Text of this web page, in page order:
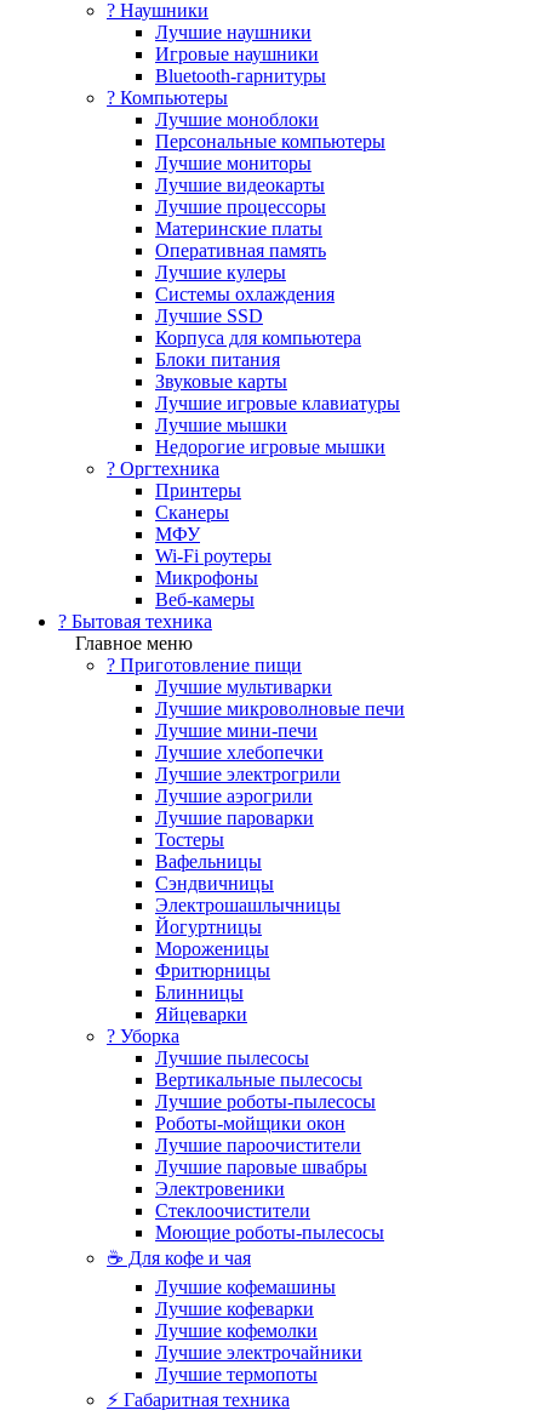
? Наушники
Лучшие наушники
Игровые наушники
Bluetooth-гарнитуры
?️ Компьютеры
Лучшие моноблоки
Персональные компьютеры
Лучшие мониторы
Лучшие видеокарты
Лучшие процессоры
Материнские платы
Оперативная память
Лучшие кулеры
Системы охлаждения
Лучшие SSD
Корпуса для компьютера
Блоки питания
Звуковые карты
Лучшие игровые клавиатуры
Лучшие мышки
Недорогие игровые мышки
?️ Оргтехника
Принтеры
Сканеры
МФУ
Wi-Fi роутеры
Микрофоны
Веб-камеры
? Бытовая техника
Главное меню
? Приготовление пищи
Лучшие мультиварки
Лучшие микроволновые печи
Лучшие мини-печи
Лучшие хлебопечки
Лучшие электрогрили
Лучшие аэрогрили
Лучшие пароварки
Тостеры
Вафельницы
Сэндвичницы
Электрошашлычницы
Йогуртницы
Мороженицы
Фритюрницы
Блинницы
Яйцеварки
? Уборка
Лучшие пылесосы
Вертикальные пылесосы
Лучшие роботы-пылесосы
Роботы-мойщики окон
Лучшие пароочистители
Лучшие паровые швабры
Электровеники
Стеклоочистители
Моющие роботы-пылесосы
☕ Для кофе и чая
Лучшие кофемашины
Лучшие кофеварки
Лучшие кофемолки
Лучшие электрочайники
Лучшие термопоты
⚡ Габаритная техника